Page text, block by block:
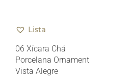
Lista
06 Xícara Chá
Porcelana Ornament
Vista Alegre